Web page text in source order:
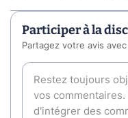
Participer à la
Partagez votre avis